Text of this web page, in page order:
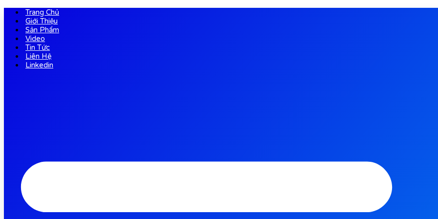
Trang Chủ
Giới Thiệu
Sản Phẩm
Video
Tin Tức
Liên Hệ
Linkedin